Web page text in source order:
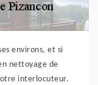
environs, et si
nettoyage de
interlocuteur.